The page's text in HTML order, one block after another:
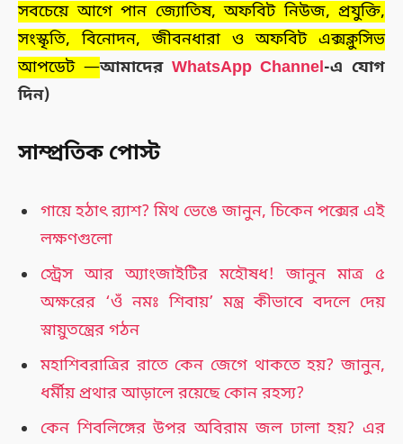
সবচেয়ে আগে পান জ্যোতিষ, অফবিট নিউজ, প্রযুক্তি,
সংস্কৃতি, বিনোদন, জীবনধারা ও অফবিট এক্সক্লুসিভ
আপডেট —আমাদের WhatsApp Channel-এ যোগ
দিন)
সাম্প্রতিক পোস্ট
গায়ে হঠাৎ র‍্যাশ? মিথ ভেঙে জানুন, চিকেন পক্সের এই
লক্ষণগুলো
স্ট্রেস আর অ্যাংজাইটির মহৌষধ! জানুন মাত্র ৫
অক্ষরের ‘ওঁ নমঃ শিবায়’ মন্ত্র কীভাবে বদলে দেয়
স্নায়ুতন্ত্রের গঠন
মহাশিবরাত্রির রাতে কেন জেগে থাকতে হয়? জানুন,
ধর্মীয় প্রথার আড়ালে রয়েছে কোন রহস্য?
কেন শিবলিঙ্গের উপর অবিরাম জল ঢালা হয়? এর